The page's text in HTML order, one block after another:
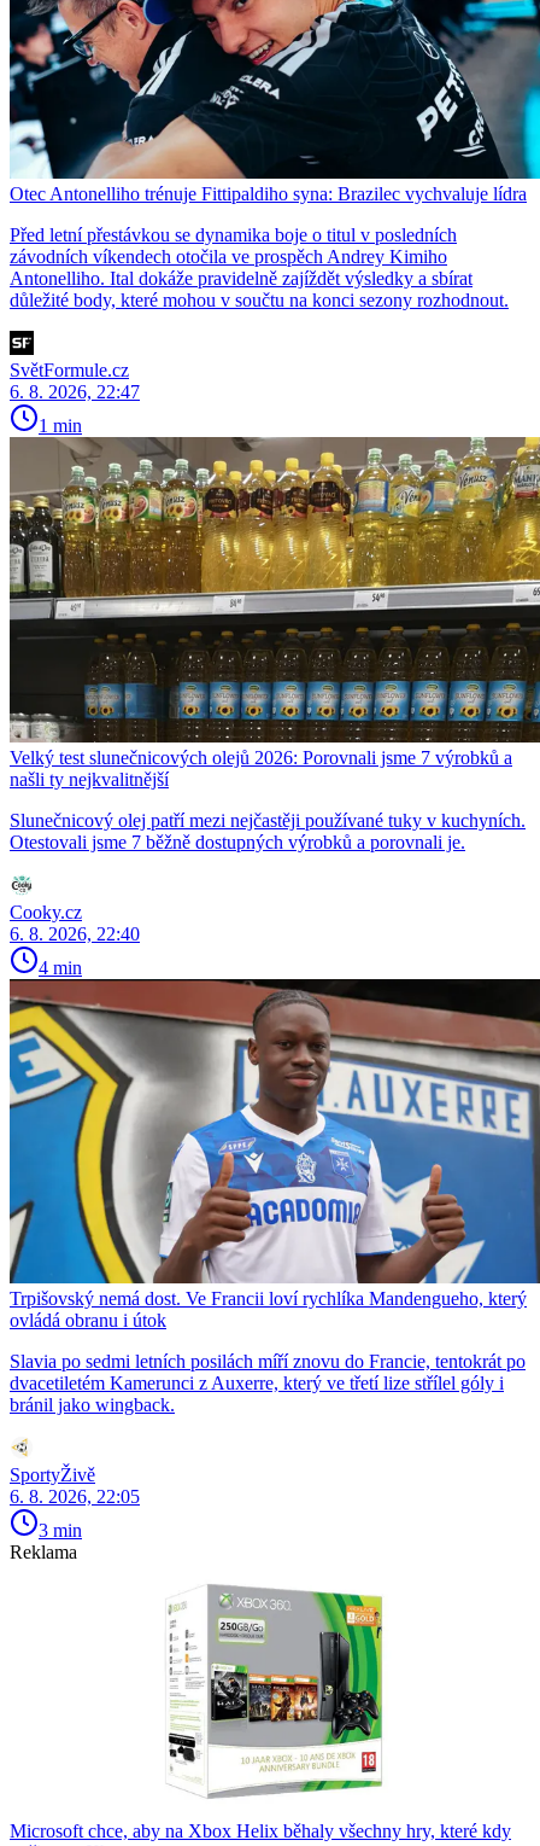
Otec Antonelliho trénuje Fittipaldiho syna: Brazilec vychvaluje lídra
Před letní přestávkou se dynamika boje o titul v posledních
závodních víkendech otočila ve prospěch Andrey Kimiho
Antonelliho. Ital dokáže pravidelně zajíždět výsledky a sbírat
důležité body, které mohou v součtu na konci sezony rozhodnout.
SvětFormule.cz
6. 8. 2026, 22:47
1 min
Velký test slunečnicových olejů 2026: Porovnali jsme 7 výrobků a
našli ty nejkvalitnější
Slunečnicový olej patří mezi nejčastěji používané tuky v kuchyních.
Otestovali jsme 7 běžně dostupných výrobků a porovnali je.
Cooky.cz
6. 8. 2026, 22:40
4 min
Trpišovský nemá dost. Ve Francii loví rychlíka Mandengueho, který
ovládá obranu i útok
Slavia po sedmi letních posilách míří znovu do Francie, tentokrát po
dvacetiletém Kamerunci z Auxerre, který ve třetí lize střílel góly i
bránil jako wingback.
SportyŽivě
6. 8. 2026, 22:05
3 min
Reklama
Microsoft chce, aby na Xbox Helix běhaly všechny hry, které kdy